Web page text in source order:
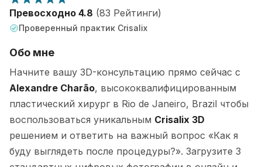
Превосходно 4.8 (83 Рейтинги)
Проверенный практик Crisalix
Обо мне
Начните вашу 3D-консультацию прямо сейчас с
Alexandre Charão, высококвалифицированным
пластический хирург в Rio de Janeiro, Brazil чтобы
воспользоваться уникальным Crisalix 3D
решением и ответить на важный вопрос «Как я
буду выглядеть после процедуры?». Загрузите 3